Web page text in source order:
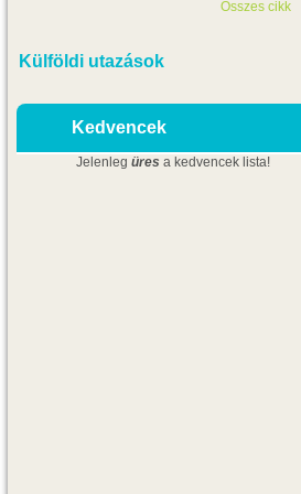
Összes cikk
Külföldi utazások
Kedvencek
Jelenleg üres a kedvencek lista!